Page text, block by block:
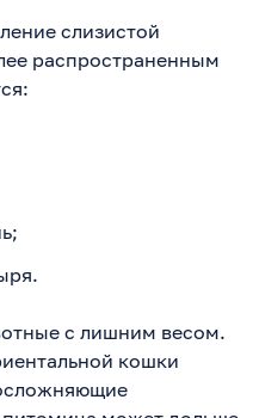
слизистой
распространенным
с лишним весом.
кошки